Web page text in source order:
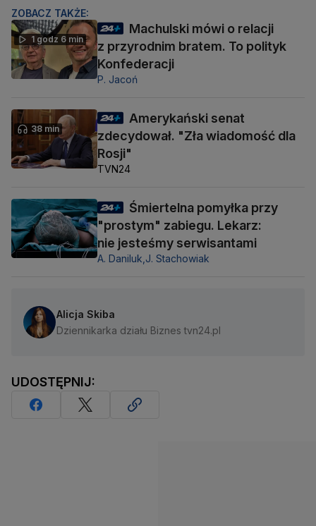
ZOBACZ TAKŻE:
1 godz 6 min
Machulski mówi o relacji
z przyrodnim bratem. To polityk
Konfederacji
P. Jacoń
38 min
Amerykański senat
zdecydował. "Zła wiadomość dla
Rosji"
TVN24
Śmiertelna pomyłka przy
"prostym" zabiegu. Lekarz:
nie jesteśmy serwisantami
A. Daniluk, J. Stachowiak
Alicja Skiba
Dziennikarka działu Biznes tvn24.pl
UDOSTĘPNIJ: